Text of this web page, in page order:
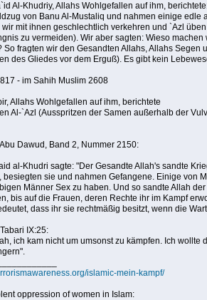
Al-Khudriy, Allahs Wohlgefallen auf ihm,
von Banu Al-Mustaliq und nahmen einige
mit ihnen geschlechtlich verkehren und `Azl
zu vermeiden). Wir aber sagten: Wieso
So fragten wir den Gesandten Allahs, Allahs
des Gliedes vor dem Erguß). Es gibt kein
- im Sahih Muslim 2608
Allahs Wohlgefallen auf ihm, berichtete
Al-`Azl (Ausspritzen der Samen außerhalb der
Dawud, Band 2, Nummer 2150:
al-Khudri sagte: "Der Gesandte Allah's sandte
besiegten sie und nahmen Gefangene. Einige von
Männer Sex zu haben. Und so sandte Allah
bis auf die Frauen, deren Rechte ihr im Kampf
dass ihr sie rechtmäßig besitzt, wenn die
IX:25:
ich kam nicht um umsonst zu kämpfen. Ich
islamic-mein-kampf/
oppression of women in Islam: